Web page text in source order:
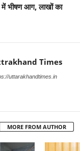
भीषण आग, लाखों का
Times
uttarakhandtimes.in
MORE FROM AUTHOR